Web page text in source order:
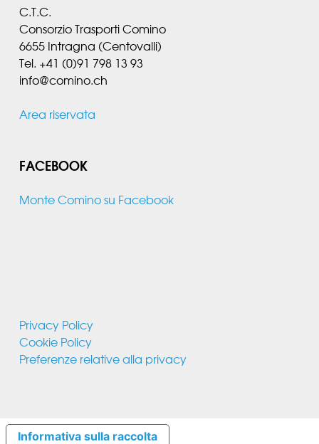
C.T.C.
Consorzio Trasporti Comino
6655 Intragna (Centovalli)
Tel. +41 (0)91 798 13 93
info@comino.ch
Area riservata
FACEBOOK
Monte Comino su Facebook
Privacy Policy
Cookie Policy
Preferenze relative alla privacy
Informativa sulla raccolta